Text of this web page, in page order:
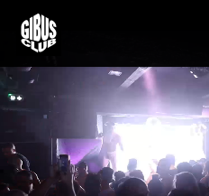
content